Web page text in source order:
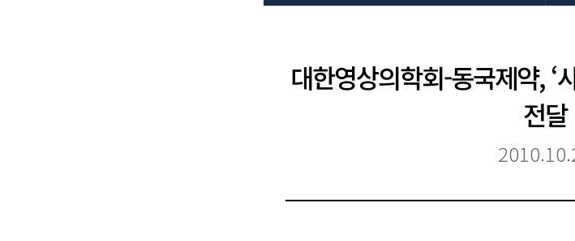
대한영상의학회-동국제약, ‘
전달